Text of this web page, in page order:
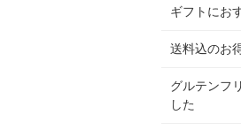
ギフトにお
送料込のお
グルテンフ
した